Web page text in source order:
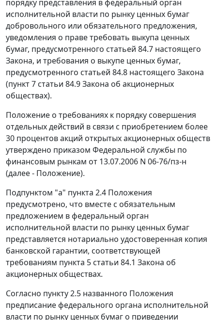
порядку представления в федеральный орган
исполнительной власти по рынку ценных бумаг
добровольного или обязательного предложения,
уведомления о праве требовать выкупа ценных
бумаг, предусмотренного статьей 84.7 настоящего
Закона, и требования о выкупе ценных бумаг,
предусмотренного статьей 84.8 настоящего Закона
(пункт 7 статьи 84.9Закона об акционерных
обществах).
Положение о требованиях к порядку совершения
отдельных действий в связи с приобретением более
30 процентов акций открытых акционерных обществ
утверждено приказом Федеральной службы по
финансовым рынкам от 13.07.2006 N 06-76/пз-н
(далее - Положение).
Подпунктом "а" пункта 2.4 Положения
предусмотрено, что вместе с обязательным
предложением в федеральный орган
исполнительной власти по рынку ценных бумаг
представляется нотариально удостоверенная копия
банковской гарантии, соответствующей
требованиям пункта 5 статьи 84.1 Закона об
акционерных обществах.
Согласно пункту 2.5 названного Положения
предписание федерального органа исполнительной
власти по рынку ценных бумаг о приведении